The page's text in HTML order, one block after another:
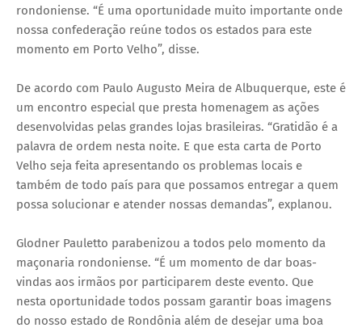
rondoniense. “É uma oportunidade muito importante onde
nossa confederação reúne todos os estados para este
momento em Porto Velho”, disse.
De acordo com Paulo Augusto Meira de Albuquerque, este é
um encontro especial que presta homenagem as ações
desenvolvidas pelas grandes lojas brasileiras. “Gratidão é a
palavra de ordem nesta noite. E que esta carta de Porto
Velho seja feita apresentando os problemas locais e
também de todo país para que possamos entregar a quem
possa solucionar e atender nossas demandas”, explanou.
Glodner Pauletto parabenizou a todos pelo momento da
maçonaria rondoniense. “É um momento de dar boas-
vindas aos irmãos por participarem deste evento. Que
nesta oportunidade todos possam garantir boas imagens
do nosso estado de Rondônia além de desejar uma boa